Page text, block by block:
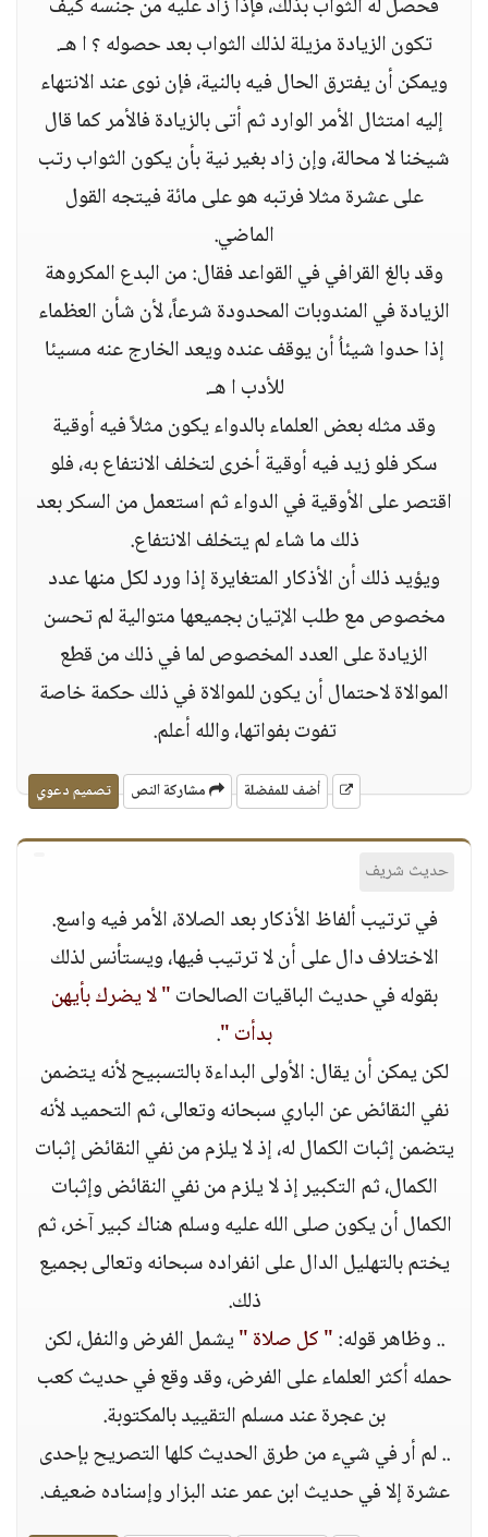
فحصل له الثواب بذلك، فإذا زاد عليه من جنسه كيف
تكون الزيادة مزيلة لذلك الثواب بعد حصوله ؟ ا هـ.
ويمكن أن يفترق الحال فيه بالنية، فإن نوى عند الانتهاء
إليه امتثال الأمر الوارد ثم أتى بالزيادة فالأمر كما قال
شيخنا لا محالة، وإن زاد بغير نية بأن يكون الثواب رتب
على عشرة مثلا فرتبه هو على مائة فيتجه القول
الماضي.
وقد بالغ القرافي في القواعد فقال: من البدع المكروهة
الزيادة في المندوبات المحدودة شرعاً، لأن شأن العظماء
إذا حدوا شيئاُ أن يوقف عنده ويعد الخارج عنه مسيئا
للأدب ا هـ.
وقد مثله بعض العلماء بالدواء يكون مثلاً فيه أوقية
سكر فلو زيد فيه أوقية أخرى لتخلف الانتفاع به، فلو
اقتصر على الأوقية في الدواء ثم استعمل من السكر بعد
ذلك ما شاء لم يتخلف الانتفاع.
ويؤيد ذلك أن الأذكار المتغايرة إذا ورد لكل منها عدد
مخصوص مع طلب الإتيان بجميعها متوالية لم تحسن
الزيادة على العدد المخصوص لما في ذلك من قطع
الموالاة لاحتمال أن يكون للموالاة في ذلك حكمة خاصة
تفوت بفواتها، والله أعلم.
أضف للمفضلة مشاركة النص تصميم دعوي
حديث شريف
في ترتيب ألفاظ الأذكار بعد الصلاة، الأمر فيه واسع.
الاختلاف دال على أن لا ترتيب فيها، ويستأنس لذلك
بقوله في حديث الباقيات الصالحات" لا يضرك بأيهن
بدأت ".
لكن يمكن أن يقال: الأولى البداءة بالتسبيح لأنه يتضمن
نفي النقائض عن الباري سبحانه وتعالى، ثم التحميد لأنه
يتضمن إثبات الكمال له، إذ لا يلزم من نفي النقائض إثبات
الكمال، ثم التكبير إذ لا يلزم من نفي النقائض وإثبات
الكمال أن يكون صلى الله عليه وسلم هناك كبير آخر، ثم
يختم بالتهليل الدال على انفراده سبحانه وتعالى بجميع
ذلك.
.. وظاهر قوله:" كل صلاة "يشمل الفرض والنفل، لكن
حمله أكثر العلماء على الفرض، وقد وقع في حديث كعب
بن عجرة عند مسلم التقييد بالمكتوبة.
.. لم أر في شيء من طرق الحديث كلها التصريح بإحدى
عشرة إلا في حديث ابن عمر عند البزار وإسناده ضعيف.